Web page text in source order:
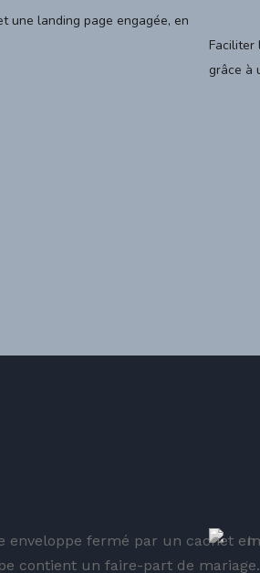
une landing page engagée, en
Faciliter
grâce à